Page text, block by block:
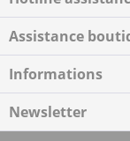
Assistance
Informations
Newsletter